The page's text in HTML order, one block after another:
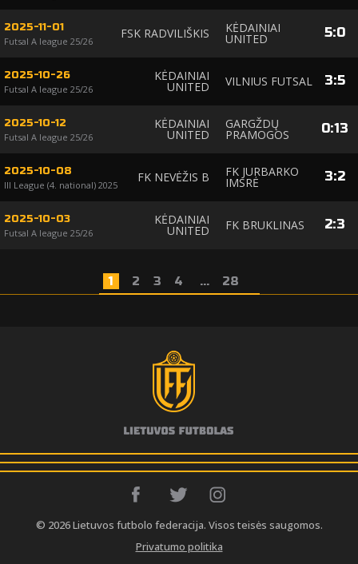
2025-11-01
Futsal A league 25/26
FSK RADVILIŠKIS KĖDAINIAI
UNITED 5:0
2025-10-26
Futsal A league 25/26
KĖDAINIAI
UNITED VILNIUS FUTSAL 3:5
2025-10-12
Futsal A league 25/26
KĖDAINIAI
UNITED
GARGŽDŲ
PRAMOGOS 0:13
2025-10-08
III League (4. national) 2025
FK NEVĖŽIS B FK JURBARKO
IMSRĖ 3:2
2025-10-03
Futsal A league 25/26
KĖDAINIAI
UNITED FK BRUKLINAS 2:3
1 2 3 4 ... 28
© 2026 Lietuvos futbolo federacija. Visos teisės saugomos.
Privatumo politika